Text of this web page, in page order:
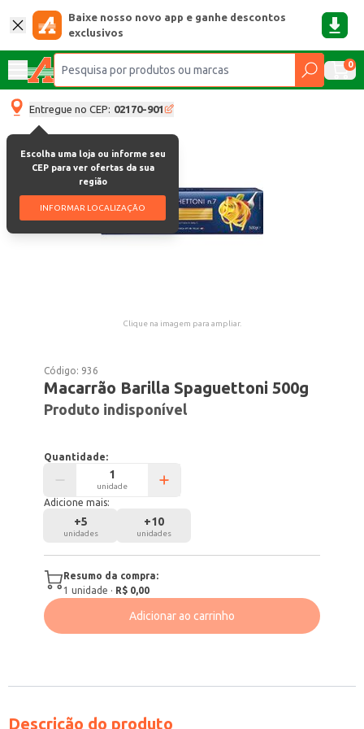
Baixe nosso novo app e ganhe descontos
exclusivos
0
Entregue no CEP: 02170-901
Escolha uma loja ou informe seu
CEP para ver ofertas da sua
região
INFORMAR LOCALIZAÇÃO
Clique na imagem para ampliar.
Código: 936
Macarrão Barilla Spaguettoni 500g
Produto indisponível
Quantidade:
unidade
Adicione mais:
+5
unidades
+10
unidades
Resumo da compra:
1 unidade · R$ 0,00
Adicionar ao carrinho
Descrição do produto